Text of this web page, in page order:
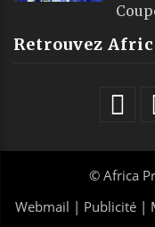
Retrouvez
© Africa
Webmail | Publicité |